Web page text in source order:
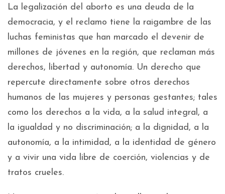
La legalización del aborto es una deuda de la
democracia, y el reclamo tiene la raigambre de las
luchas feministas que han marcado el devenir de
millones de jóvenes en la región, que reclaman más
derechos, libertad y autonomía. Un derecho que
repercute directamente sobre otros derechos
humanos de las mujeres y personas gestantes; tales
como los derechos a la vida, a la salud integral, a
la igualdad y no discriminación; a la dignidad, a la
autonomía, a la intimidad, a la identidad de género
y a vivir una vida libre de coerción, violencias y de
tratos crueles.